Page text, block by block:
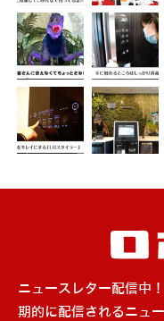
ニュースレター配信中
期的に配信されるニュ